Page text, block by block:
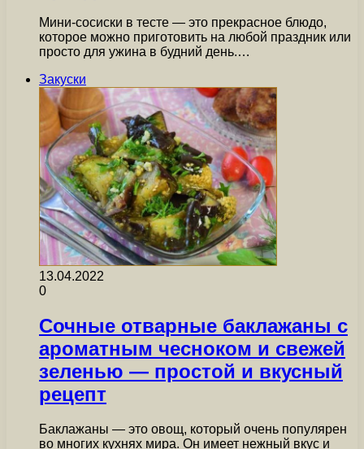
Мини-сосиски в тесте — это прекрасное блюдо,
которое можно приготовить на любой праздник или
просто для ужина в будний день.…
Закуски
13.04.2022
0
Сочные отварные баклажаны с
ароматным чесноком и свежей
зеленью — простой и вкусный
рецепт
Баклажаны — это овощ, который очень популярен
во многих кухнях мира. Он имеет нежный вкус и